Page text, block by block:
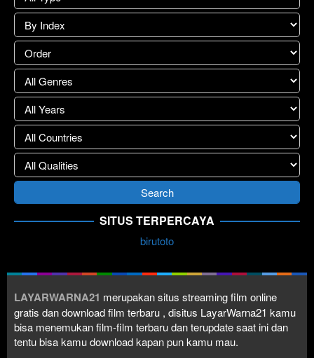
SITUS TERPERCAYA
birutoto
LAYARWARNA21 merupakan situs streaming film online
gratis dan download film terbaru , disitus LayarWarna21 kamu
bisa menemukan film-film terbaru dan terupdate saat ini dan
tentu bisa kamu download kapan pun kamu mau.